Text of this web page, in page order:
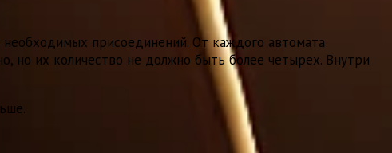
присоединений. От каждого автомата
но их количество не должно быть более четырех. Внутри